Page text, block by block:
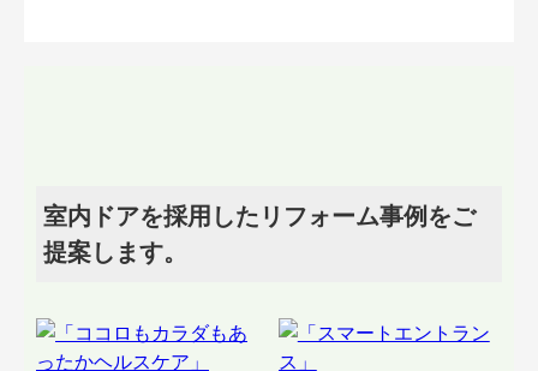
室内ドアを採用したリフォーム事例をご
提案します。